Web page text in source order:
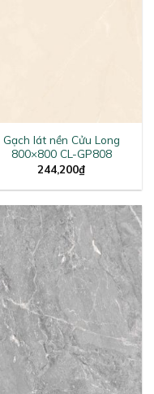
Gạch lát nền Cửu Long
800×800 CL-GP808
244,200₫